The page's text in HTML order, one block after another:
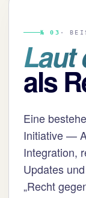
№ 03 ·
Laut
als
Eine
Initiative —
Integration,
Updates
„Recht